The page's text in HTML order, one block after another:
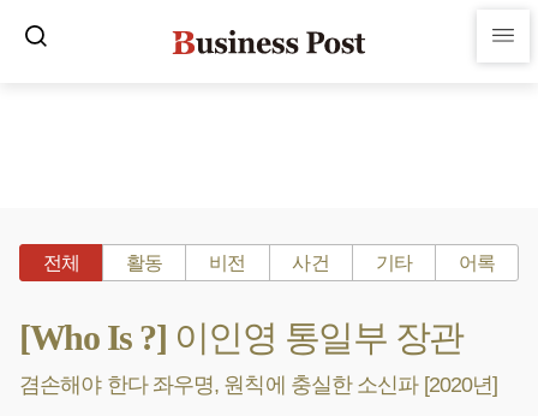
전체 활동 비전 사건 기타 어록
[Who Is ?] 이인영 통일부 장관
겸손해야 한다 좌우명, 원칙에 충실한 소신파 [2020년]